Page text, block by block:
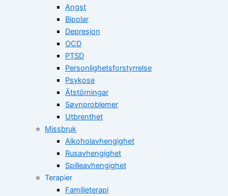
Angst
Bipolar
Depresjon
OCD
PTSD
Personlighetsforstyrrelse
Psykose
Ätstörningar
Søvnproblemer
Utbrenthet
Missbruk
Alkoholavhengighet
Rusavhengighet
Spilleavhengighet
Terapier
Familieterapi